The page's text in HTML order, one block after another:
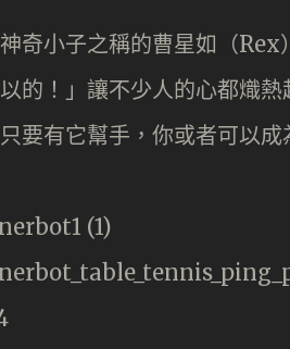
奇小子之稱的曹星如（
的！」讓不少人的心都熾
要有它幫手，你或者可以